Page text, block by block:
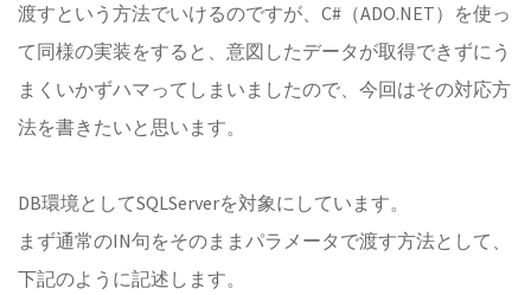
渡すという方法でいけるのですが、C#（ADO.NET）を使っ
て同様の実装をすると、意図したデータが取得できずにう
まくいかずハマってしまいましたので、今回はその対応方
法を書きたいと思います。
DB環境としてSQLServerを対象にしています。
まず通常のIN句をそのままパラメータで渡す方法として、
下記のように記述します。